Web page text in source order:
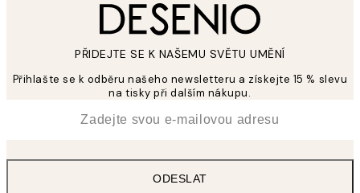
PŘIDEJTE SE K NAŠEMU SVĚTU UMĚNÍ
Přihlašte se k odběru našeho newsletteru a získejte 15 % slevu
na tisky při dalším nákupu.
ODESLAT